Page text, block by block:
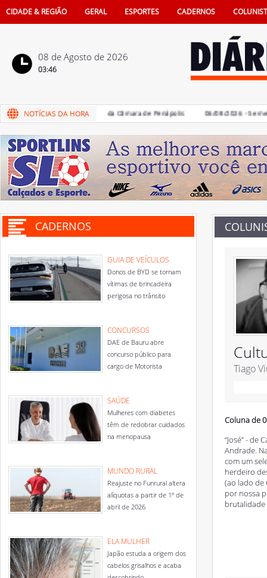
CIDADE & REGIÃO GERAL ESPORTES CADERNOS
08 de Agosto de 2026
03:46
votar Código de Ética da Câmara de Penápolis 06/08/2026 -
CADERNOS
GUIA DE VEÍCULOS
Donos de BYD se tornam
vítimas de brincadeira
perigosa no trânsito
CONCURSOS
DAE de Bauru abre
concurso público para
cargo de Motorista
SAÚDE
Mulheres com diabetes
têm de redobrar cuidados
na menopausa
MUNDO RURAL
Reajuste no Funrural altera
alíquotas a partir de 1º de
abril de 2026
ELA MULHER
Japão estuda a origem dos
cabelos grisalhos e acaba
Tiago
Coluna de
“José” - de
Andrade.
com um
herdeiro
(ao lado de
por nossa
brutalidade